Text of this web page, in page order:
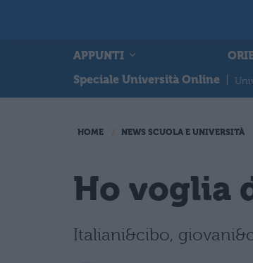
APPUNTI
Speciale Università Online
HOME NEWS SCUOLA E UNIVERSITÀ
Ho voglia
Italiani&cibo,